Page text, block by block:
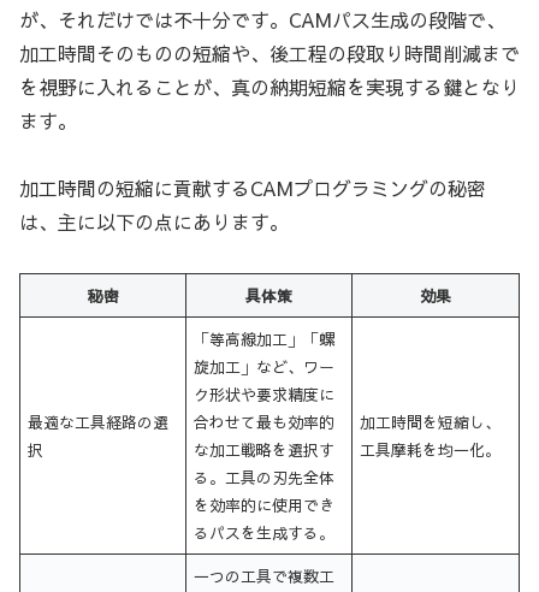
が、それだけでは不十分です。CAMパス生成の段階で、
加工時間そのものの短縮や、後工程の段取り時間削減まで
を視野に入れることが、真の納期短縮を実現する鍵となり
ます。
加工時間の短縮に貢献するCAMプログラミングの秘密
は、主に以下の点にあります。
秘密 具体策 効果
最適な工具経路の選
択
「等高線加工」「螺
旋加工」など、ワー
ク形状や要求精度に
合わせて最も効率的
な加工戦略を選択す
る。工具の刃先全体
を効率的に使用でき
るパスを生成する。
加工時間を短縮し、
工具摩耗を均一化。
一つの工具で複数工